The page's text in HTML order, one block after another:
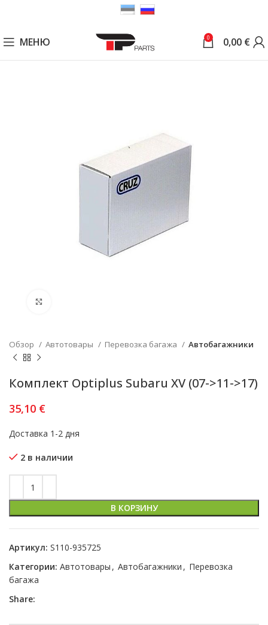
МЕНЮ 0 0,00 €
Обзор Автотовары Перевозка багажа Автобагажники
Комплект Optiplus Subaru XV (07->11->17)
35,10 €
Доставка 1-2 дня
2 в наличии
В КОРЗИНУ
Артикул: S110-935725
Категории: Автотовары , Автобагажники , Перевозка
багажа
Share: